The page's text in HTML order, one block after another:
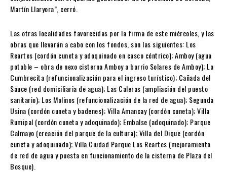
Martín Llaryora”, cerró.
Las otras localidades favorecidas por la firma de este miércoles, y las
obras que llevarán a cabo con los fondos, son las siguientes: Los
Reartes (cordón cuneta y adoquinado en casco céntrico); Amboy (agua
potable – obra de nexo cisterna Amboy a barrio Solares de Amboy); La
Cumbrecita (refuncionalización para el ingreso turístico); Cañada del
Sauce (red domiciliaria de agua); Las Caleras (ampliación del puesto
sanitario); Los Molinos (refuncionalización de la red de agua); Segunda
Usina (cordón cuneta y badenes); Villa Amancay (cordón cuneta); Villa
Rumipal (cordón cuneta y adoquinado); Embalse (adoquinado); Parque
Calmayo (creación del parque de la cultura); Villa del Dique (cordón
cuneta y adoquinado); Villa Ciudad Parque Los Reartes (mejoramiento
de red de agua y puesta en funcionamiento de la cisterna de Plaza del
Bosque).